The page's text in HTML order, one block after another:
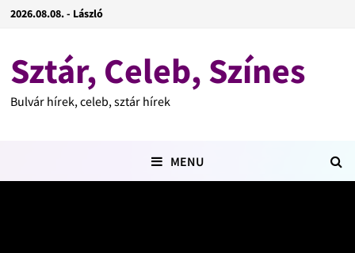
2026.08.08. - László
Sztár, Celeb, Színes
Bulvár hírek, celeb, sztár hírek
MENU